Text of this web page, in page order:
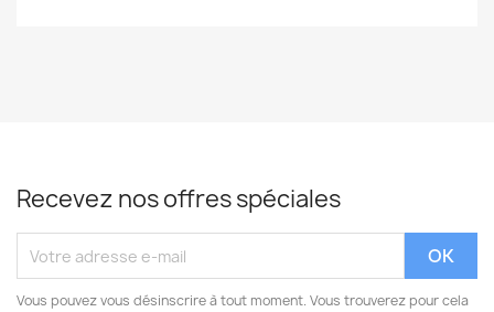
Recevez nos offres spéciales
Vous pouvez vous désinscrire à tout moment. Vous trouverez pour cela